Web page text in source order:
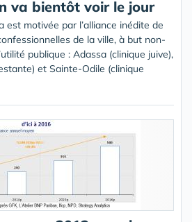
va bientôt voir le jour
est motivée par l’alliance inédite de
de la ville, à but non-
publique : Adassa (clinique juive),
et Sainte-Odile (clinique